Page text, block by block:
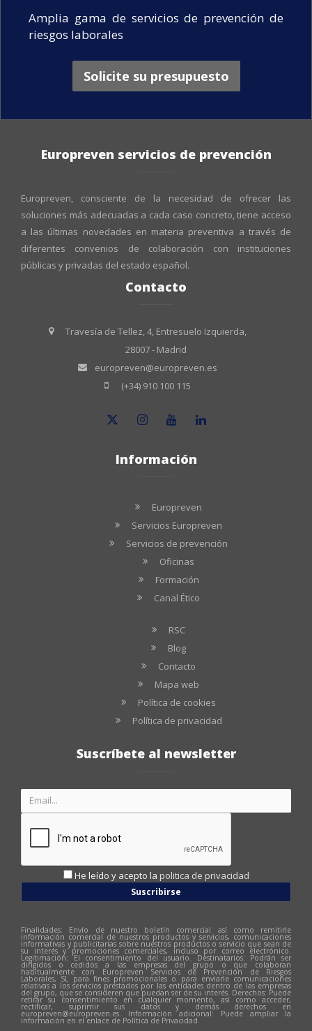
Amplia gama de servicios de prevención de
riesgos laborales
Solicite su presupuesto
Europreven servicios de prevención
Europreven, consciente de la necesidad de ofrecer las
soluciones más adecuadas a cada caso concreto, tiene acceso
a las últimas novedades en materia preventiva a través de
diferentes convenios de colaboración con instituciones
públicas y privadas del estado español.
Contacto
Travesía de Tellez, 4, Entresuelo Izquierda,
28007 - Madrid
europreven@europreven.es
(+34) 910 100 115
Información
Europreven
Servicios Europreven
Servicios de prevención
Oficinas
Formación
Canal Ético
RSC
Blog
Contacto
Mapa web
Política de cookies
Política de privacidad
Suscríbete al newsletter
He leído y acepto la politica de privacidad
Suscribirse
Finalidades: Envío de nuestro boletín comercial así como remitirle
información comercial de nuestros productos y servicios, comunicaciones
informativas y publicitarias sobre nuestros productos o servicio que sean de
su interés y promociones comerciales, incluso por correo electrónico.
Legitimación: El consentimiento del usuario. Destinatarios: Podrán ser
dirigidos o cedidos a las empresas del grupo o que colaboran
habitualmente con Europreven Servicios de Prevención de Riesgos
Laborales, SL para fines promocionales o para enviarle comunicaciones
relativas a los servicios prestados por las entidades dentro de las empresas
del grupo, que se consideren que puedan ser de su interés. Derechos: Puede
retirar su consentimiento en cualquier momento, así como acceder,
rectificar, suprimir sus datos y demás derechos en
europreven@europreven.es . Información adicional: Puede ampliar la
información en el enlace de Política de Privacidad.